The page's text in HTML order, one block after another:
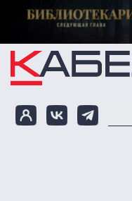
Перейти к основному